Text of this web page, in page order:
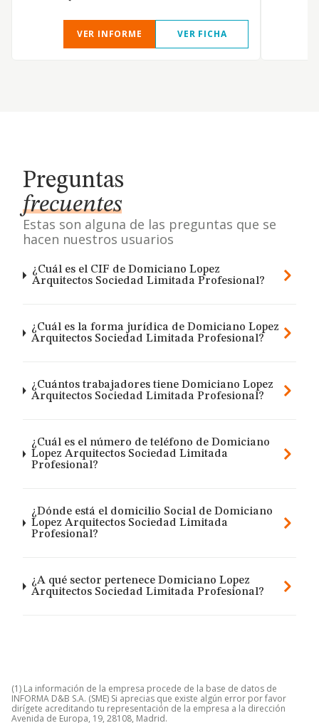
VER INFORME VER FICHA
Preguntas
frecuentes
Estas son alguna de las preguntas que se
hacen nuestros usuarios
¿Cuál es el CIF de Domiciano Lopez
Arquitectos Sociedad Limitada Profesional?
¿Cuál es la forma jurídica de Domiciano Lopez
Arquitectos Sociedad Limitada Profesional?
¿Cuántos trabajadores tiene Domiciano Lopez
Arquitectos Sociedad Limitada Profesional?
¿Cuál es el número de teléfono de Domiciano
Lopez Arquitectos Sociedad Limitada
Profesional?
¿Dónde está el domicilio Social de Domiciano
Lopez Arquitectos Sociedad Limitada
Profesional?
¿A qué sector pertenece Domiciano Lopez
Arquitectos Sociedad Limitada Profesional?
(1) La información de la empresa procede de la base de datos de
INFORMA D&B S.A. (SME) Si aprecias que existe algún error por favor
dirígete acreditando tu representación de la empresa a la dirección
Avenida de Europa, 19, 28108, Madrid.